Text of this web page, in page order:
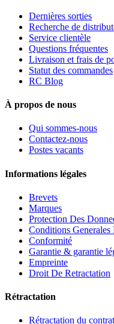
Dernières sorties
Recherche de
Service clientèle
Questions fréquentes
Livraison et frais de
Statut des commandes
RC Blog
À propos de nous
Qui sommes-nous
Contactez-nous
Postes vacants
Informations légales
Brevets
Marques
Protection Des
Conditions Generales
Conformité
Garantie & garantie
Empreinte
Droit De Retractation
Rétractation
Rétractation du